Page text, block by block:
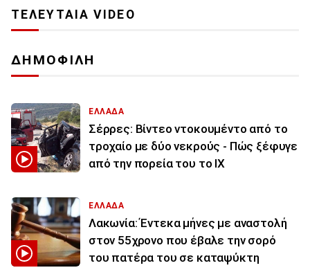
ΤΕΛΕΥΤΑΙΑ VIDEO
ΔΗΜΟΦΙΛΗ
ΕΛΛΑΔΑ
Σέρρες: Βίντεο ντοκουμέντο από το
τροχαίο με δύο νεκρούς - Πώς ξέφυγε
από την πορεία του το ΙΧ
ΕΛΛΑΔΑ
Λακωνία: Έντεκα μήνες με αναστολή
στον 55χρονο που έβαλε την σορό
του πατέρα του σε καταψύκτη